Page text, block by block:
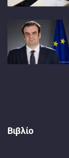
Βιβλίο